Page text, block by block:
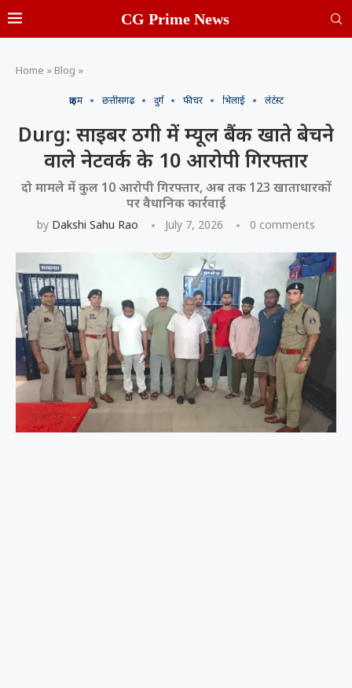
CG Prime News
Home » Blog »
क्राइम छत्तीसगढ़ दुर्ग फीचर भिलाई लेटेस्ट
Durg: साइबर ठगी में म्यूल बैंक खाते बेचने
वाले नेटवर्क के 10 आरोपी गिरफ्तार
दो मामले में कुल 10 आरोपी गिरफ्तार, अब तक 123 खाताधारकों
पर वैधानिक कार्रवाई
by Dakshi Sahu Rao July 7, 2026 0 comments